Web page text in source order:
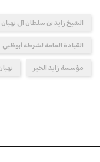
الشيخ زايد بن سلطان آل نهيان
القيادة العامة لشرطة أبوظبي
مؤسسة زايد الخير